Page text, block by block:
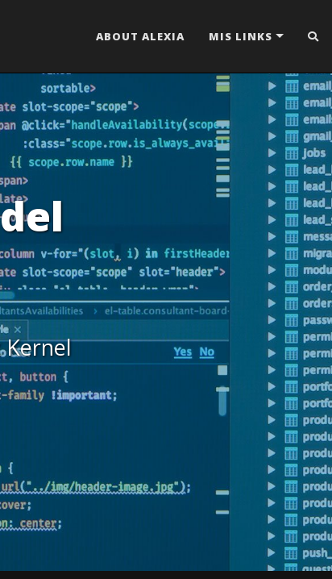
ABOUT ALEXIA MIS LINKS
Kernel